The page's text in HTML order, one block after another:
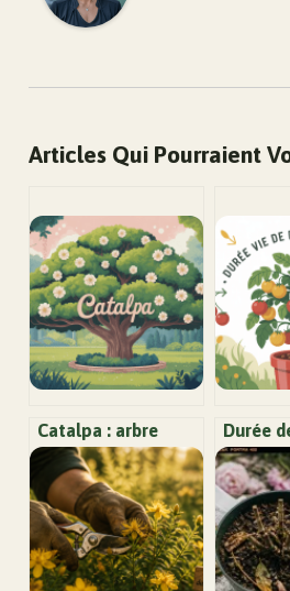
Articles Qui Pourraient
Catalpa : arbre
d’ornement
majestueux,
plantation,
entretien et usages
Durée
plant
cerise
ce qu’il